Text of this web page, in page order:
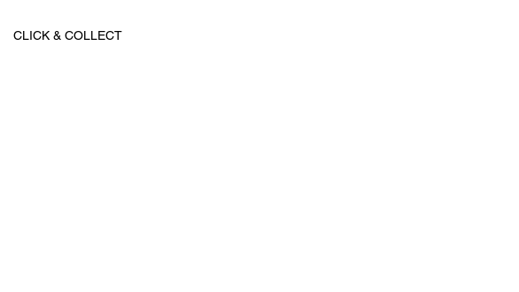
CLICK & COLLECT